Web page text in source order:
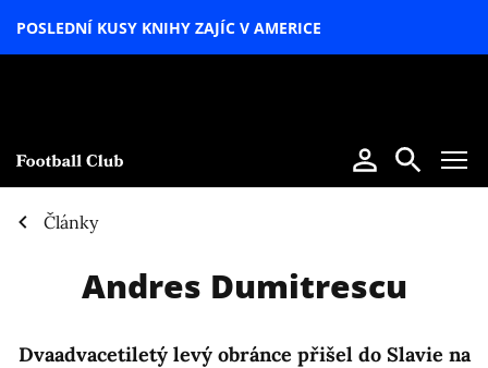
POSLEDNÍ KUSY KNIHY ZAJÍC V AMERICE
Články
Andres Dumitrescu
Dvaadvacetiletý levý obránce přišel do Slavie na